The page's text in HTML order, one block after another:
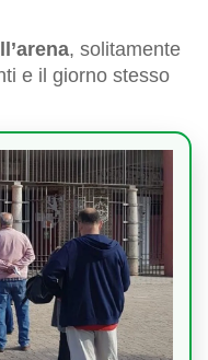
, solitamente
e il giorno stesso